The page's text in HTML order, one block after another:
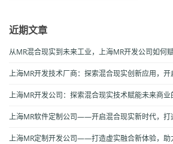
近期文章
从MR混合现实到未来工业，上海MR开发公司如何
上海MR开发技术厂商：探索混合现实创新应用，
上海MR开发公司：探索混合现实技术赋能未来商业
上海MR软件定制公司——开启混合现实新时代，打
上海MR定制开发公司——打造虚实融合新体验，助